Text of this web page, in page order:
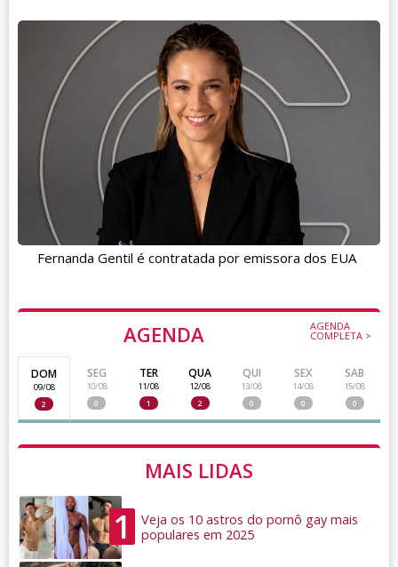
AGENDA AGENDA
COMPLETA >
DOM
09/08
2
SEG
10/08
0
TER
11/08
1
QUA
12/08
2
QUI
13/08
0
SEX
14/08
0
SAB
15/08
0
MAIS LIDAS
1
Veja os 10 astros do pornô gay mais
populares em 2025
Fernanda Gentil é contratada por emissora dos EUA